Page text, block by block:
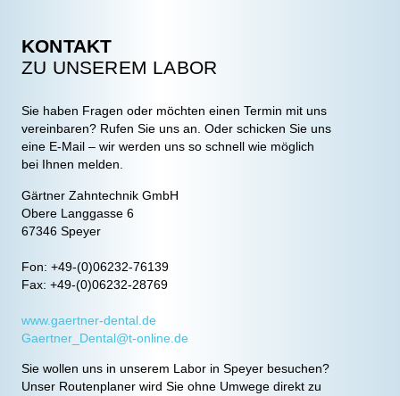
KONTAKT
ZU UNSEREM LABOR
Sie haben Fragen oder möchten einen Termin mit uns
vereinbaren? Rufen Sie uns an. Oder schicken Sie uns
eine E-Mail – wir werden uns so schnell wie möglich
bei Ihnen melden.
Gärtner Zahntechnik GmbH
Obere Langgasse 6
67346 Speyer
Fon: +49-(0)06232-76139
Fax: +49-(0)06232-28769
www.gaertner-dental.de
Gaertner_Dental@t-online.de
Sie wollen uns in unserem Labor in Speyer besuchen?
Unser Routenplaner wird Sie ohne Umwege direkt zu